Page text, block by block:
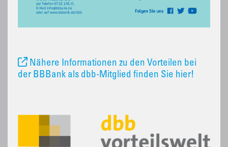
Nähere Informationen zu den Vorteilen bei
der BBBank als dbb-Mitglied finden Sie hier!